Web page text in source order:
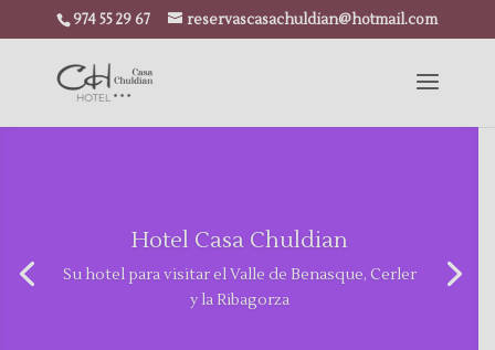
974 55 29 67 reservascasachuldian@hotmail.com
Hotel Casa Chuldian
Su hotel para visitar el Valle de Benasque, Cerler
y la Ribagorza